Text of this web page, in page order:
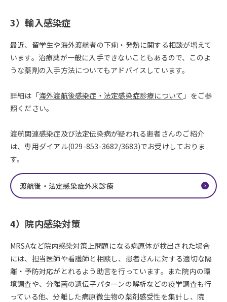
3）輸入感染症
最近、留学生や海外渡航者の下痢・発熱に関する相談が増えて
います。治療薬が一般に入手できないこともあるので、このよ
うな薬剤の入手方法についてもアドバイスしています。
詳細は「海外渡航後感染症・法定感染症診療について 」をご参
照ください。
渡航関連感染症及び法定伝染病が疑われる患者さんのご紹介
は、専用ダイアル(029-853-3682/3683)でお受けしておりま
す。
渡航後・法定感染症外来診療
4）院内感染対策
MRSAなど院内感染対策上問題になる病原体が検出された場合
には、担当医師や看護師と相談し、患者さんに対する適切な隔
離・予防対応がとれるよう助言を行っています。また院内の環
境調査や、分離菌の遺伝子パターンの解析などの疫学調査も行
っている他、分離した病原微生物の薬剤感受性を集計し、院